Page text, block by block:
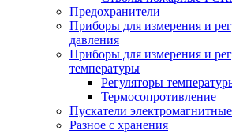
Предохранители
Приборы для измерения и
давления
Приборы для измерения и
температуры
Регуляторы
Термосопротивление
Пускатели электромагнитные
Разное с хранения